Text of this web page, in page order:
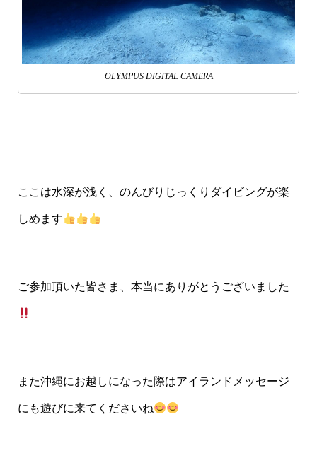
OLYMPUS DIGITAL CAMERA
ここは水深が浅く、のんびりじっくりダイビングが楽
しめます
ご参加頂いた皆さま、本当にありがとうございました
また沖縄にお越しになった際はアイランドメッセージ
にも遊びに来てくださいね